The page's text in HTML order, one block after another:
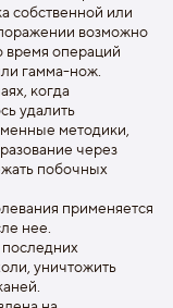
собственной или
возможно
время операций
гамма-нож.
когда
удалить
методики,
через
побочных
применяется
нее.
уничтожить